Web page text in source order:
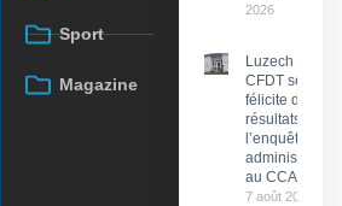
Sport
Magazine
2026
Luzech : La
CFDT se
félicite des
résultats de
l’enquête
administrative
au CCAS
7 août 2026